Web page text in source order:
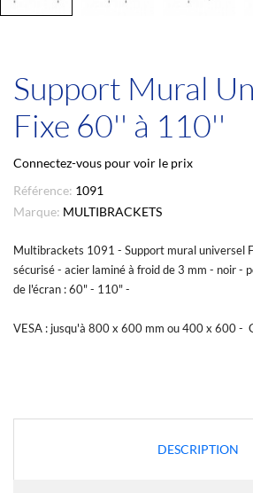
Support Mural
Fixe 60'' à 110''
Connectez-vous pour voir le prix
Référence: 1091
Marque: MULTIBRACKETS
Multibrackets 1091 - Support mural universel
sécurisé - acier laminé à froid de 3 mm - noir -
de l'écran : 60" - 110" -
VESA : jusqu'à 800 x 600 mm ou 400 x 600 -
DESCRIPTION